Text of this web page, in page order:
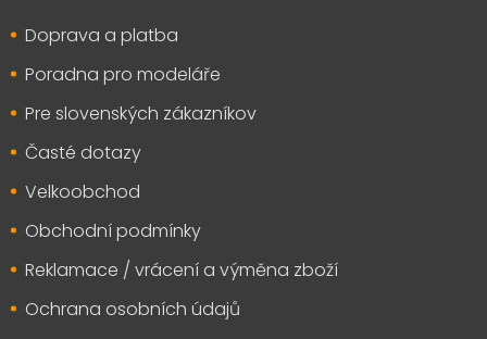
Doprava a platba
Poradna pro modeláře
Pre slovenských zákazníkov
Časté dotazy
Velkoobchod
Obchodní podmínky
Reklamace / vrácení a výměna zboží
Ochrana osobních údajů